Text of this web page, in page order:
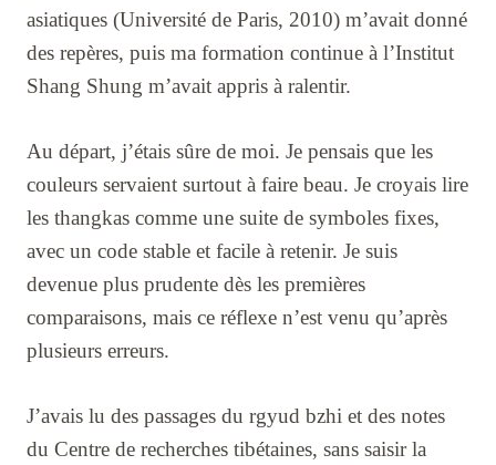
asiatiques (Université de Paris, 2010) m’avait donné
des repères, puis ma formation continue à l’Institut
Shang Shung m’avait appris à ralentir.
Au départ, j’étais sûre de moi. Je pensais que les
couleurs servaient surtout à faire beau. Je croyais lire
les thangkas comme une suite de symboles fixes,
avec un code stable et facile à retenir. Je suis
devenue plus prudente dès les premières
comparaisons, mais ce réflexe n’est venu qu’après
plusieurs erreurs.
J’avais lu des passages du rgyud bzhi et des notes
du Centre de recherches tibétaines, sans saisir la